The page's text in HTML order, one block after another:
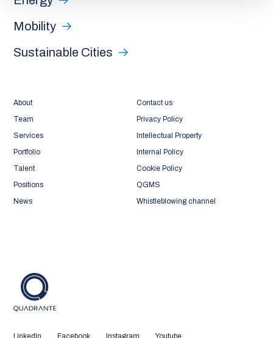
Mobility
Sustainable Cities
About
Team
Services
Portfolio
Talent
Positions
News
Contact us
Privacy Policy
Intellectual Property
Internal Policy
Cookie Policy
QGMS
Whistleblowing channel
LinkedIn Facebook Instagram Youtube